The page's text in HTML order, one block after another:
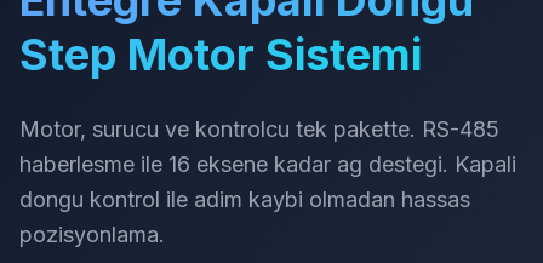
Step Motor Sistemi
Motor, surucu ve kontrolcu tek pakette. RS-485
haberlesme ile 16 eksene kadar ag destegi. Kapali
dongu kontrol ile adim kaybi olmadan hassas
pozisyonlama.